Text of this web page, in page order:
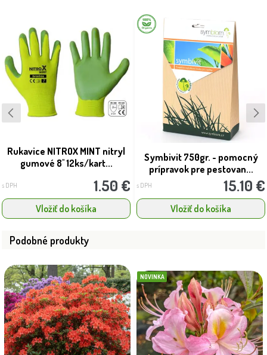
Rukavice NITROX MINT nitryl
gumové 8'' 12ks/kart...
s DPH 1.50 €
Vložiť do košíka
Symbivit 750gr. - pomocný
prípravok pre pestovan...
s DPH 15.10 €
Vložiť do košíka
Podobné produkty
NOVINKA